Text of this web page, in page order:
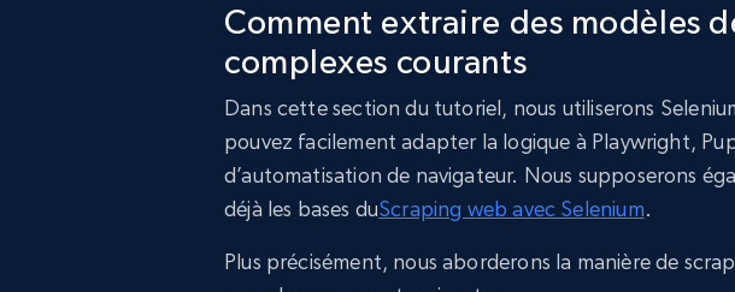
Comment extraire des modèles
complexes courants
Dans cette section du tutoriel, nous utiliserons
pouvez facilement adapter la logique à Playwright,
d’automatisation de navigateur. Nous supposerons
déjà les bases duScraping web avec Selenium.
Plus précisément, nous aborderons la manière de